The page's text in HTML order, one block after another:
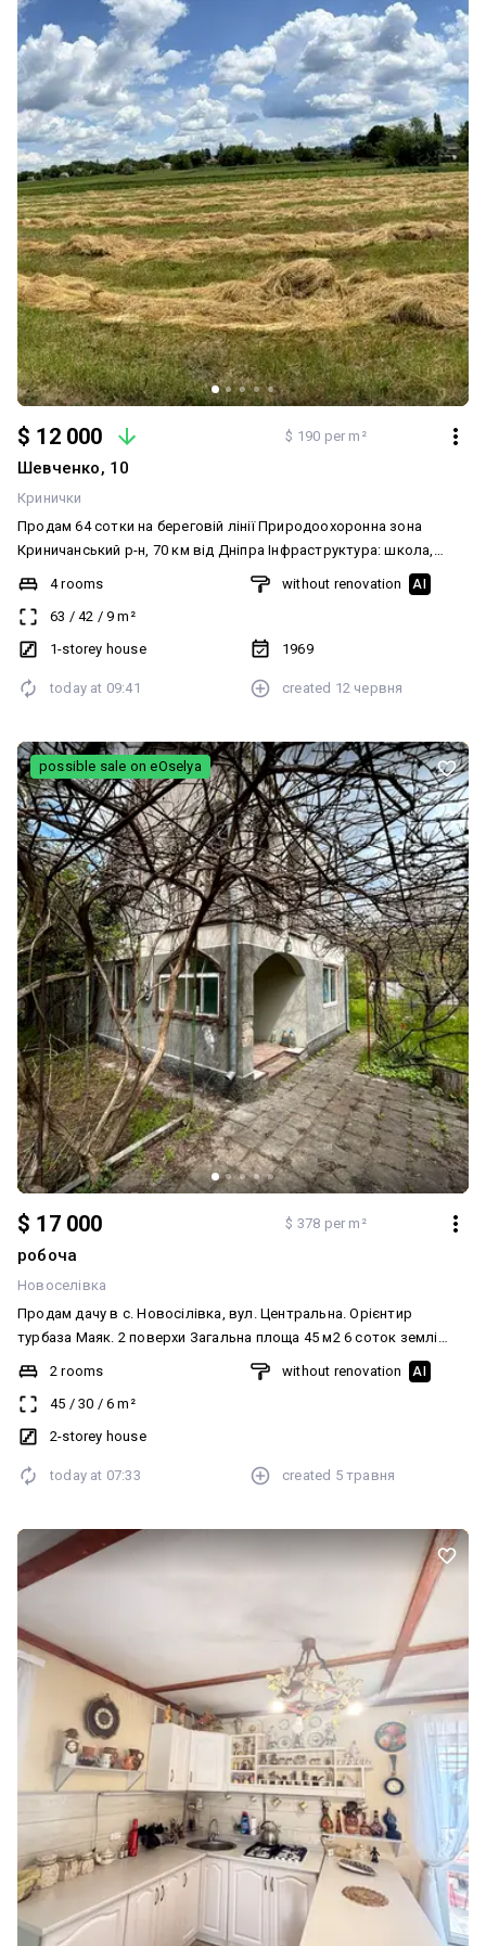
$ 12 000 $ 190 per m²
Шевченко, 10
Кринички
Продам 64 сотки на береговій лінії Природоохоронна зона
Криничанський р-н, 70 км від Дніпра Інфраструктура: школа,
дитячий садок, магазин, НП Комунікації: газ, світло, вода Підїзні
шляхи: асфальт Будинок 63 м² під ремонт, госп. будівлі
Документи: право власності, держакт, кадастр
4 rooms
63 / 42 / 9 m²
1-storey house
without renovation AI
1969
today at 09:41 created 12 червня
$ 17 000 $ 378 per m²
робоча
Новоселівка
Продам дачу в с. Новосілівка, вул. Центральна. Орієнтир
турбаза Маяк. 2 поверхи Загальна площа 45 м2 6 соток землі
Гараж з великим підвалом. У домі є піч. Електрика, свердловина.
Газ проведено на сусідній вулиці. 10 хвилин до річки. Хороші
сусіди.
2 rooms
45 / 30 / 6 m²
2-storey house
without renovation AI
today at 07:33 created 5 травня
possible sale on eOselya